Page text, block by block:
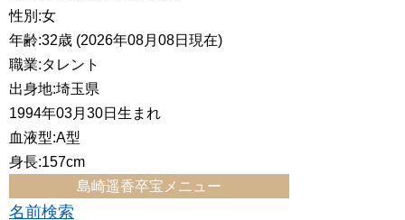
性別:女
年齢:32歳 (2026年08月08日現在)
職業:タレント
出身地:埼玉県
1994年03月30日生まれ
血液型:A型
身長:157cm
島崎遥香卒宝メニュー
名前検索